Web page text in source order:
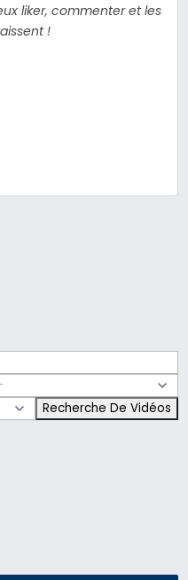
liker, commenter et les
!